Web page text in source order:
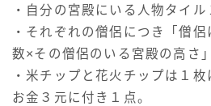
・自分の宮殿にいる人物タイル
・それぞれの僧侶につき「僧
数×その僧侶のいる宮殿の高さ
・米チップと花火チップは１枚
お金３元に付き１点。